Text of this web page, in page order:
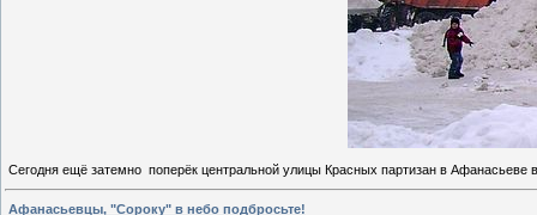
Сегодня ещё затемно поперёк центральной улицы Красных партизан в
Афанасьевцы, "Сороку" в небо подбросьте!